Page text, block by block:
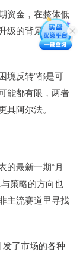
资金，在整体低
级的背景下，权
境反转”都是可
能都有限，两者
阿尔法。
的最新一期“月
策略的方向也
主流赛道里寻找
了市场的各种